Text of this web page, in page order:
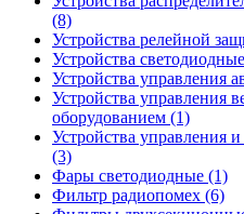
(8)
Устройства релейной
Устройства
Устройства управления
Устройства управления
оборудованием (1)
Устройства управления
(3)
Фары светодиодные (1)
Фильтр радиопомех (6)